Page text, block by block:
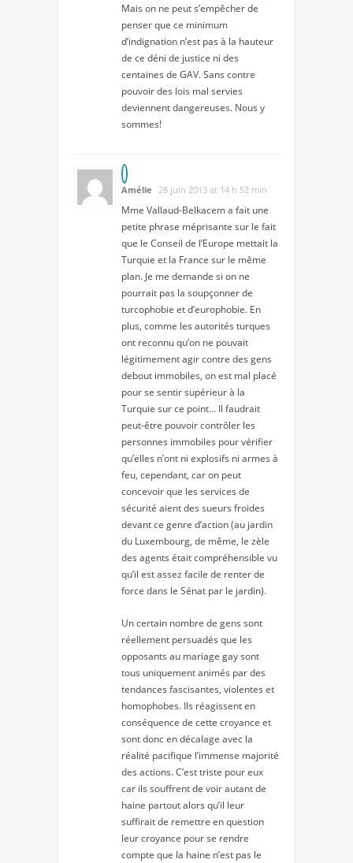
Mais on ne peut s’empêcher de
penser que ce minimum
d’indignation n’est pas à la hauteur
de ce déni de justice ni des
centaines de GAV. Sans contre
pouvoir des lois mal servies
deviennent dangereuses. Nous y
sommes!
Amélie 28 juin 2013 at 14 h 52 min
Mme Vallaud-Belkacem a fait une
petite phrase méprisante sur le fait
que le Conseil de l’Europe mettait la
Turquie et la France sur le même
plan. Je me demande si on ne
pourrait pas la soupçonner de
turcophobie et d’europhobie. En
plus, comme les autorités turques
ont reconnu qu’on ne pouvait
légitimement agir contre des gens
debout immobiles, on est mal placé
pour se sentir supérieur à la
Turquie sur ce point… Il faudrait
peut-être pouvoir contrôler les
personnes immobiles pour vérifier
qu’elles n’ont ni explosifs ni armes à
feu, cependant, car on peut
concevoir que les services de
sécurité aient des sueurs froides
devant ce genre d’action (au jardin
du Luxembourg, de même, le zèle
des agents était compréhensible vu
qu’il est assez facile de renter de
force dans le Sénat par le jardin).
Un certain nombre de gens sont
réellement persuadés que les
opposants au mariage gay sont
tous uniquement animés par des
tendances fascisantes, violentes et
homophobes. Ils réagissent en
conséquence de cette croyance et
sont donc en décalage avec la
réalité pacifique l’immense majorité
des actions. C’est triste pour eux
car ils souffrent de voir autant de
haine partout alors qu’il leur
suffirait de remettre en question
leur croyance pour se rendre
compte que la haine n’est pas le